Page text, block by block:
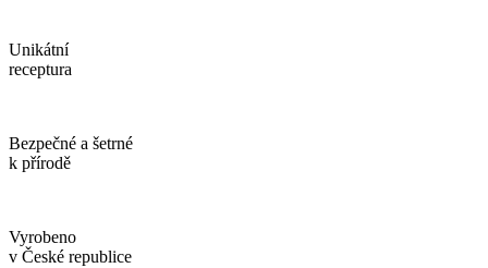
Unikátní
receptura
Bezpečné a šetrné
k přírodě
Vyrobeno
v České republice